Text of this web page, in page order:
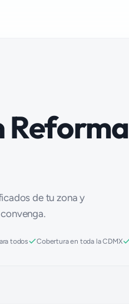
Reforma
de tu zona y
todos Cobertura en toda la CDMX